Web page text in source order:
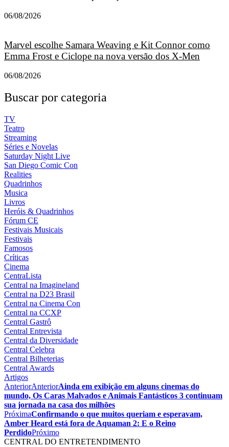
06/08/2026
Marvel escolhe Samara Weaving e Kit Connor como
Emma Frost e Ciclope na nova versão dos X-Men
06/08/2026
Buscar por categoria
TV
Teatro
Streaming
Séries e Novelas
Saturday Night Live
San Diego Comic Con
Realities
Quadrinhos
Musica
Livros
Heróis & Quadrinhos
Fórum CE
Festivais Musicais
Festivais
Famosos
Críticas
Cinema
CentraLista
Central na Imagineland
Central na D23 Brasil
Central na Cinema Con
Central na CCXP
Central Gastrô
Central Entrevista
Central da Diversidade
Central Celebra
Central Bilheterias
Central Awards
Artigos
AnteriorAnteriorAinda em exibição em alguns cinemas do
mundo, Os Caras Malvados e Animais Fantásticos 3 continuam
sua jornada na casa dos milhões
PróximaConfirmando o que muitos queriam e esperavam,
Amber Heard está fora de Aquaman 2: E o Reino
PerdidoPróximo
CENTRAL DO ENTRETENDIMENTO